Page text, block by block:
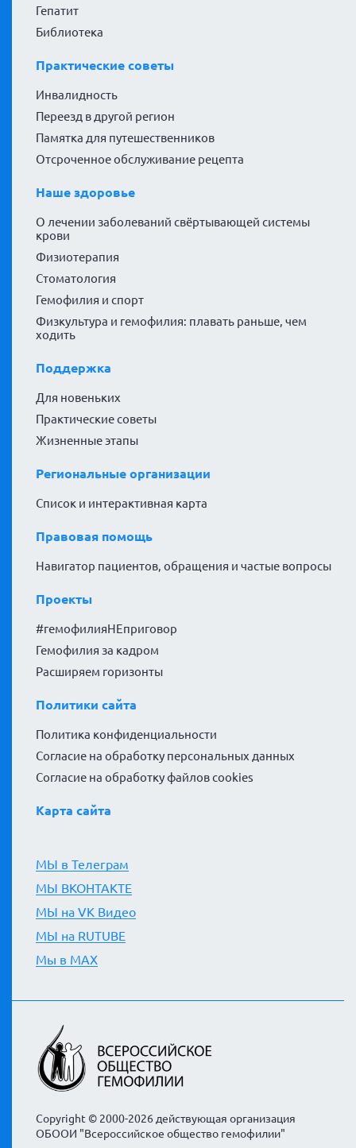
Гепатит
Библиотека
Практические советы
Инвалидность
Переезд в другой регион
Памятка для путешественников
Отсроченное обслуживание рецепта
Наше здоровье
О лечении заболеваний свёртывающей системы
крови
Физиотерапия
Стоматология
Гемофилия и спорт
Физкультура и гемофилия: плавать раньше, чем
ходить
Поддержка
Для новеньких
Практические советы
Жизненные этапы
Региональные организации
Список и интерактивная карта
Правовая помощь
Навигатор пациентов, обращения и частые вопросы
Проекты
#гемофилияНЕприговор
Гемофилия за кадром
Расширяем горизонты
Политики сайта
Политика конфиденциальности
Согласие на обработку персональных данных
Согласие на обработку файлов cookies
Карта сайта
МЫ в Телеграм
МЫ ВКОНТАКТЕ
МЫ на VK Видео
МЫ на RUTUBE
Мы в MAX
Copyright © 2000-2026 действующая организация
ОБООИ "Всероссийское общество гемофилии"